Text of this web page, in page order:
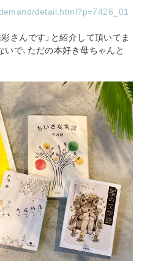
detail.html?p=7426_01
さんです」と紹介して頂いてま
で、ただの本好き母ちゃんと